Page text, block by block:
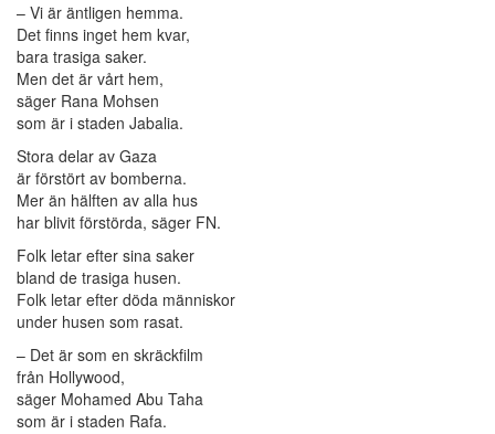
– Vi är äntligen hemma.
Det finns inget hem kvar,
bara trasiga saker.
Men det är vårt hem,
säger Rana Mohsen
som är i staden Jabalia.
Stora delar av Gaza
är förstört av bomberna.
Mer än hälften av alla hus
har blivit förstörda, säger FN.
Folk letar efter sina saker
bland de trasiga husen.
Folk letar efter döda människor
under husen som rasat.
– Det är som en skräckfilm
från Hollywood,
säger Mohamed Abu Taha
som är i staden Rafa.